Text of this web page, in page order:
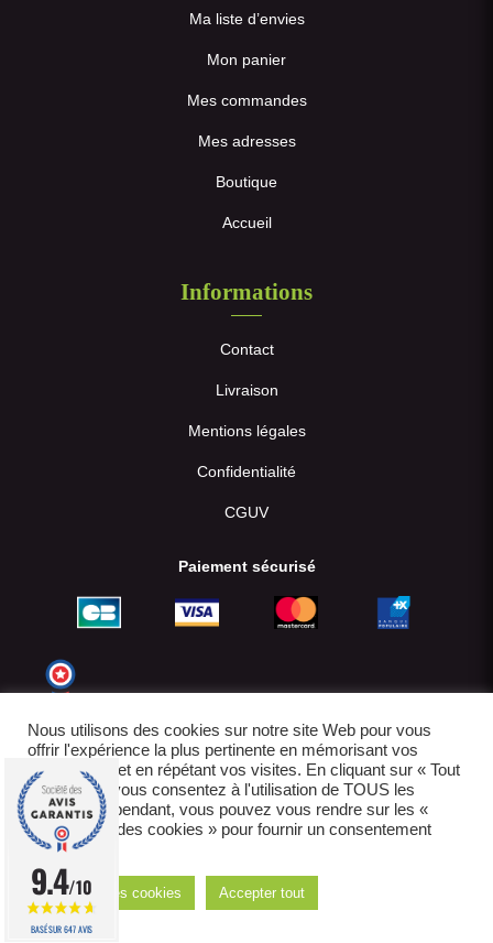
Ma liste d’envies
Mon panier
Mes commandes
Mes adresses
Boutique
Accueil
Informations
Contact
Livraison
Mentions légales
Confidentialité
CGUV
Paiement sécurisé
E-boutique créée par IDCOMWEB avec
Nous utilisons des cookies sur notre site Web pour vous
offrir l'expérience la plus pertinente en mémorisant vos
préférences et en répétant vos visites. En cliquant sur « Tout
accepter », vous consentez à l'utilisation de TOUS les
cookies. Cependant, vous pouvez vous rendre sur les «
Paramètres des cookies » pour fournir un consentement
contrôlé.
Réglages des cookies Accepter tout
9.4/10
BASÉ SUR 647 AVIS